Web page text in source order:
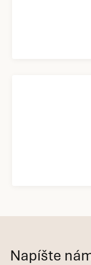
Napíšte